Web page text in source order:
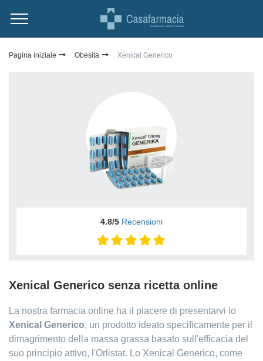
Pagina iniziale Obesità Xenical Generico
4.8/5 Recensioni
Xenical Generico senza ricetta online
La nostra farmacia online ha il piacere di presentarvi lo
Xenical Generico, un prodotto ideato specificamente per il
dimagrimento della massa grassa basato sull'efficacia del
suo principio attivo, l'Orlistat. Lo Xenical Generico, come